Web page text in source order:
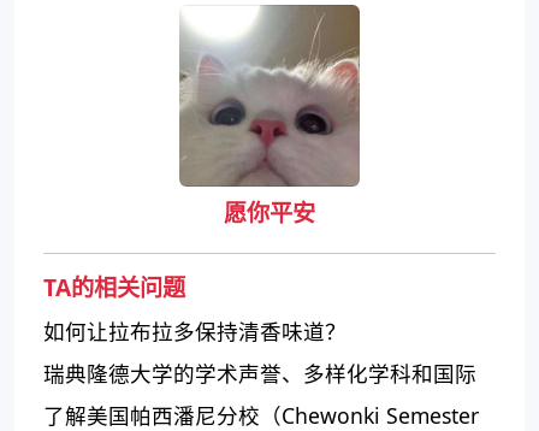
愿你平安
TA的相关问题
如何让拉布拉多保持清香味道？
瑞典隆德大学的学术声誉、多样化学科和国际
化程度如何？
了解美国帕西潘尼分校（Chewonki Semester